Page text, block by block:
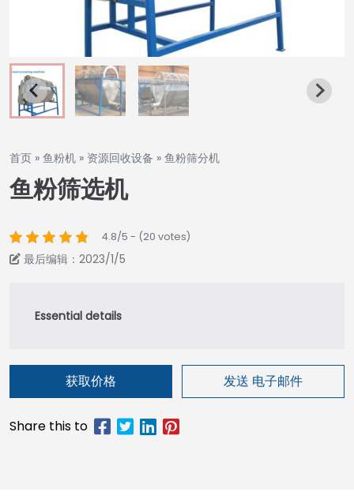
首页 » 鱼粉机 » 资源回收设备 » 鱼粉筛分机
鱼粉筛选机
4.8/5 - (20 votes)
最后编辑：2023/1/5
获取价格 发送 电子邮件